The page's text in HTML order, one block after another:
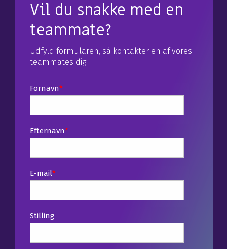
Vil du snakke med en
teammate?
Udfyld formularen, så kontakter en af vores
teammates dig.
Fornavn*
Efternavn*
E-mail*
Stilling